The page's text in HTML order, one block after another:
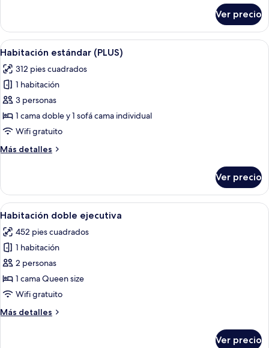
o
2
individuales
estándar
con
1
matrimonial
o
individuales
Ver precio
Abrir
todas
las
fotos
de
Habitación
estándar
Una habitación de hotel con una
4
Habitación estándar (PLUS)
312 pies cuadrados
1 habitación
3 personas
1 cama doble y 1 sofá cama individual
Wifi gratuito
Más detalles
Más
estándar
(PLUS)
Ver precio
Abrir
todas
las
fotos
de
Habitación
doble
Una habitación de hotel con un
4
Habitación doble ejecutiva
452 pies cuadrados
1 habitación
2 personas
1 cama Queen size
Wifi gratuito
Más detalles
Más
Ver precio